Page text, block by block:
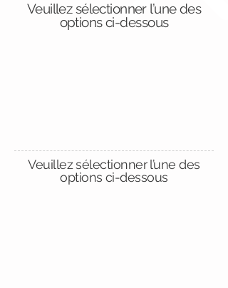
Veuillez sélectionner l’une des
options ci-dessous
Veuillez sélectionner l’une des
options ci-dessous